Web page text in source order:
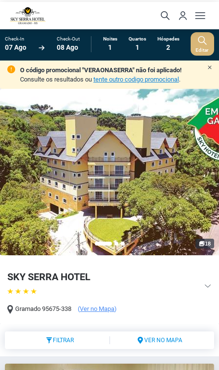
Check-In
07 Ago
Check-Out
08 Ago
Noites
1
Quartos
1
Hóspedes
2 Editar
O código promocional "VERAONASERRA" não foi aplicado!
Consulte os resultados ou tente outro codigo promocional .
SKY SERRA HOTEL
Gramado 95675-338 (Ver no Mapa)
18
FILTRAR VER NO MAPA